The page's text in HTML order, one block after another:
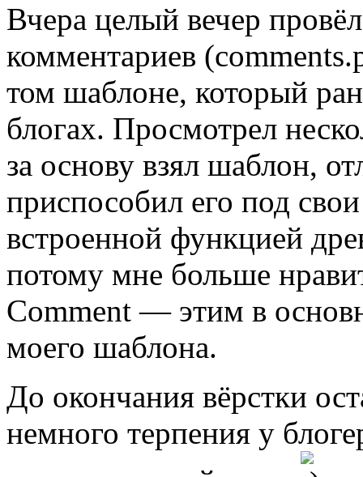
Вчера целый вечер
комментариев
том шаблоне, который
блогах. Просмотрел
за основу взял шаблон,
приспособил его под
встроенной функцией
потому мне больше
Comment — этим в
моего шаблона.
До окончания вёрстки
немного терпения у